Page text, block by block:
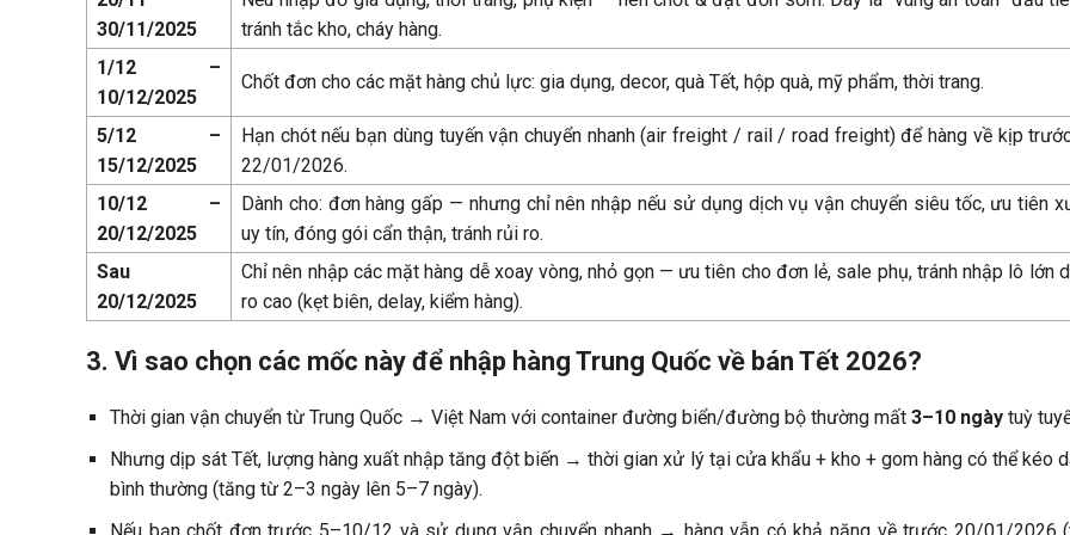
30/11/2025
tránh tắc kho, cháy hàng.
1/12 –
10/12/2025
Chốt đơn cho các mặt hàng chủ lực: gia dụng, decor, quà Tết, hộp quà, mỹ phẩm, thời trang.
5/12 –
15/12/2025
Hạn chót nếu bạn dùng tuyến vận chuyển nhanh (air freight / rail / road freight) để hàng về kịp
22/01/2026.
10/12 –
20/12/2025
Dành cho: đơn hàng gấp — nhưng chỉ nên nhập nếu sử dụng dịch vụ vận chuyển siêu tốc, ưu tiên
uy tín, đóng gói cẩn thận, tránh rủi ro.
Sau
20/12/2025
Chỉ nên nhập các mặt hàng dễ xoay vòng, nhỏ gọn — ưu tiên cho đơn lẻ, sale phụ, tránh nhập lô lớn
ro cao (kẹt biên, delay, kiểm hàng).
3. Vì sao chọn các mốc này để nhập hàng Trung Quốc về bán Tết 2026?
Thời gian vận chuyển từ Trung Quốc → Việt Nam với container đường biển/đường bộ thường mất 3–10 ngày tuỳ
Nhưng dịp sát Tết, lượng hàng xuất nhập tăng đột biến → thời gian xử lý tại cửa khẩu + kho + gom hàng có thể kéo
bình thường (tăng từ 2–3 ngày lên 5–7 ngày).